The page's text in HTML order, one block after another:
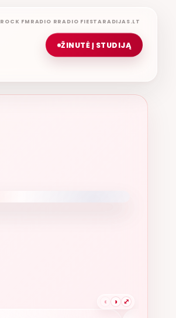
ROCK FM RADIO RRADIO FIESTARADIJAS.LT
ŽINUTĖ Į STUDIJĄ
‹ › ⤢